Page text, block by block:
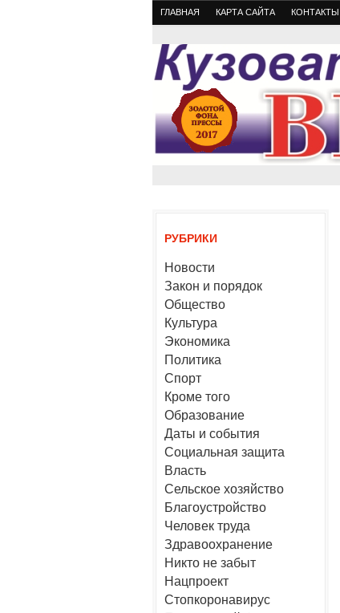
ГЛАВНАЯ КАРТА САЙТА КОНТАКТЫ
РУБРИКИ
Новости
Закон и порядок
Общество
Культура
Экономика
Политика
Спорт
Кроме того
Образование
Даты и события
Социальная защита
Власть
Сельское хозяйство
Благоустройство
Человек труда
Здравоохранение
Никто не забыт
Нацпроект
Стопкоронавирус